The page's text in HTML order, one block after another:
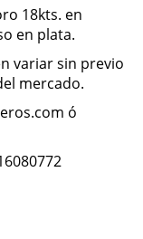
18kts. en
en plata.
variar sin previo
mercado.
ó